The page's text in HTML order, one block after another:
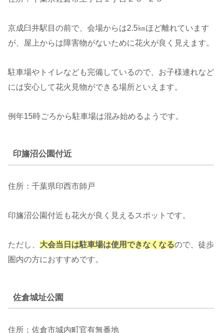
京成臼井駅目の前で、会場からは2.5㎞ほど離れています
が、屋上からは障害物がないために花火が良く見えます。
駐車場やトイレなども完備しているので、お子様連れなど
には安心して花火見物ができる場所といえます。
例年15時ごろから駐車場は混み始めるようです。
印旛沼公園付近
住所：千葉県印西市師戸
印旛沼公園付近も花火が良く見えるスポットです。
ただし、 大会当日は駐車場は使用できなくなるので、徒歩
圏内の方におすすめです。
佐倉城址公園
住所：佐倉市城内町官有無番地